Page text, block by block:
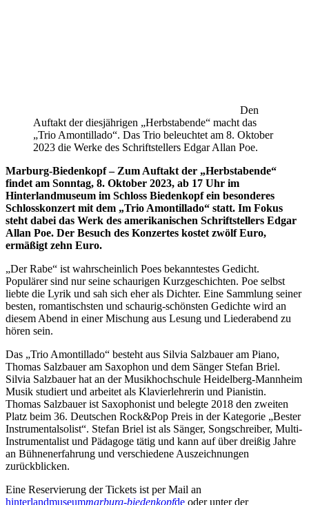
Den
Auftakt der diesjährigen „Herbstabende“ macht das
„Trio Amontillado“. Das Trio beleuchtet am 8. Oktober
2023 die Werke des Schriftstellers Edgar Allan Poe.
Marburg-Biedenkopf – Zum Auftakt der „Herbstabende“
findet am Sonntag, 8. Oktober 2023, ab 17 Uhr im
Hinterlandmuseum im Schloss Biedenkopf ein besonderes
Schlosskonzert mit dem „Trio Amontillado“ statt. Im Fokus
steht dabei das Werk des amerikanischen Schriftstellers Edgar
Allan Poe. Der Besuch des Konzertes kostet zwölf Euro,
ermäßigt zehn Euro.
„Der Rabe“ ist wahrscheinlich Poes bekanntestes Gedicht.
Populärer sind nur seine schaurigen Kurzgeschichten. Poe selbst
liebte die Lyrik und sah sich eher als Dichter. Eine Sammlung seiner
besten, romantischsten und schaurig-schönsten Gedichte wird an
diesem Abend in einer Mischung aus Lesung und Liederabend zu
hören sein.
Das „Trio Amontillado“ besteht aus Silvia Salzbauer am Piano,
Thomas Salzbauer am Saxophon und dem Sänger Stefan Briel.
Silvia Salzbauer hat an der Musikhochschule Heidelberg-Mannheim
Musik studiert und arbeitet als Klavierlehrerin und Pianistin.
Thomas Salzbauer ist Saxophonist und belegte 2018 den zweiten
Platz beim 36. Deutschen Rock&Pop Preis in der Kategorie „Bester
Instrumentalsolist“. Stefan Briel ist als Sänger, Songschreiber, Multi-
Instrumentalist und Pädagoge tätig und kann auf über dreißig Jahre
an Bühnenerfahrung und verschiedene Auszeichnungen
zurückblicken.
Eine Reservierung der Tickets ist per Mail an
hinterlandmuseummarburg-biedenkopfde oder unter der